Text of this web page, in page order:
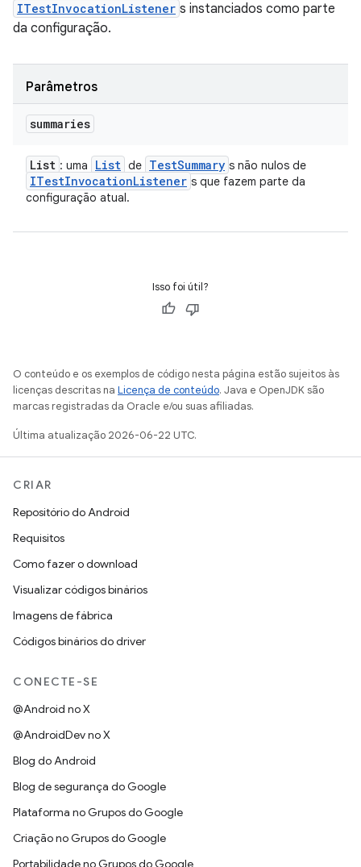
ITestInvocationListener s instanciados como parte
da configuração.
Parâmetros
summaries
List : uma List de TestSummary s não nulos de
ITestInvocationListener s que fazem parte da
configuração atual.
Isso foi útil?
O conteúdo e os exemplos de código nesta página estão sujeitos às
licenças descritas na Licença de conteúdo. Java e OpenJDK são
marcas registradas da Oracle e/ou suas afiliadas.
Última atualização 2026-06-22 UTC.
CRIAR
Repositório do Android
Requisitos
Como fazer o download
Visualizar códigos binários
Imagens de fábrica
Códigos binários do driver
CONECTE-SE
@Android no X
@AndroidDev no X
Blog do Android
Blog de segurança do Google
Plataforma no Grupos do Google
Criação no Grupos do Google
Portabilidade no Grupos do Google